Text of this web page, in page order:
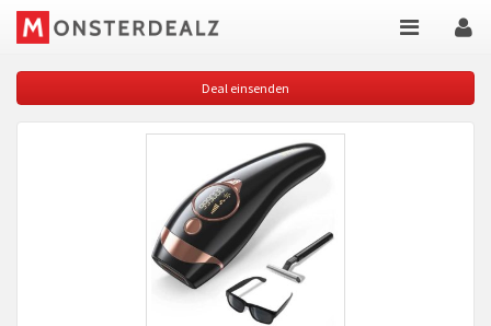
Deal einsenden